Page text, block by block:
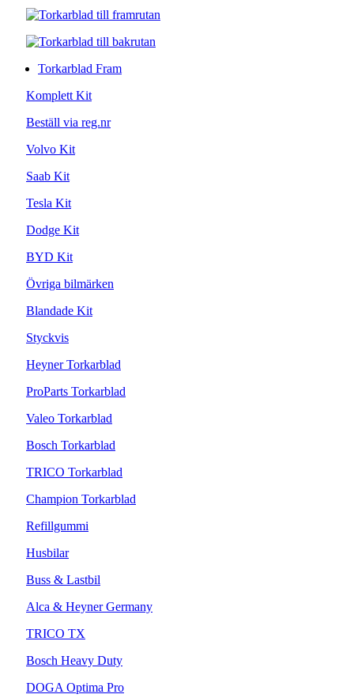
Torkarblad Fram
Komplett Kit
Beställ via reg.nr
Volvo Kit
Saab Kit
Tesla Kit
Dodge Kit
BYD Kit
Övriga bilmärken
Blandade Kit
Styckvis
Heyner Torkarblad
ProParts Torkarblad
Valeo Torkarblad
Bosch Torkarblad
TRICO Torkarblad
Champion Torkarblad
Refillgummi
Husbilar
Buss & Lastbil
Alca & Heyner Germany
TRICO TX
Bosch Heavy Duty
DOGA Optima Pro